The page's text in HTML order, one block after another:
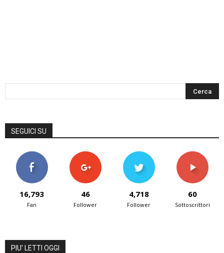
SEGUICI SU
16,793
Fan
46
Follower
4,718
Follower
60
Sottoscrittori
PIU' LETTI OGGI